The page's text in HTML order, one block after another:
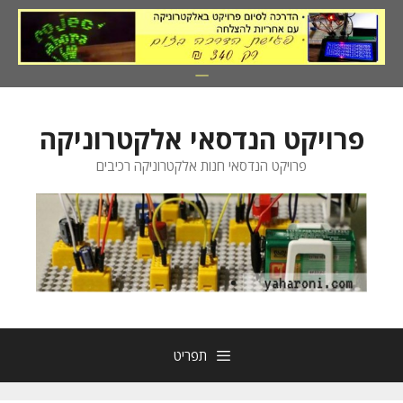
לדלג
לתוכן
פרויקט הנדסאי אלקטרוניקה
פרויקט הנדסאי חנות אלקטרוניקה רכיבים
תפריט